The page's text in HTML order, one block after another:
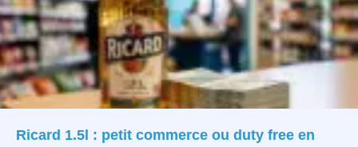
Ricard 1.5l : petit commerce ou duty free en